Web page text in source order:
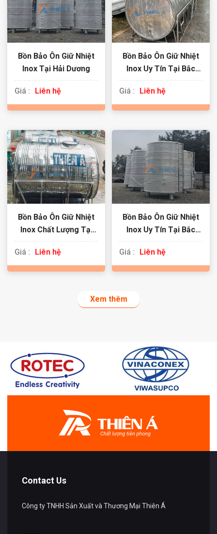
Bồn Bảo Ôn Giữ Nhiệt
Inox Tại Hải Dương
Giá : Liên hệ
Bồn Bảo Ôn Giữ Nhiệt
Inox Uy Tín Tại Bắc
Ninh
Giá :
Liên hệ
Bồn Bảo Ôn Giữ Nhiệt
Inox Chất Lượng Tại
Thái Nguyên
Giá :
Liên hệ
Bồn Bảo Ôn Giữ Nhiệt
Inox Uy Tín Tại Bắc
Giang
Giá :
Liên hệ
Xem thêm
Contact Us
Công ty TNHH Sản Xuất và Thương Mại Thiên Á